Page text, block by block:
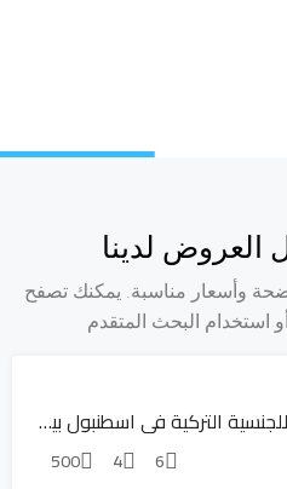
لدينا
وأسعار مناسبة. يمكنك تصفح
استخدام البحث المتقدم
فلل للبيع بالتقسيط ومناسبة للجنسية التركية في اسطنبول بيوك تشكمجة
6
4
500